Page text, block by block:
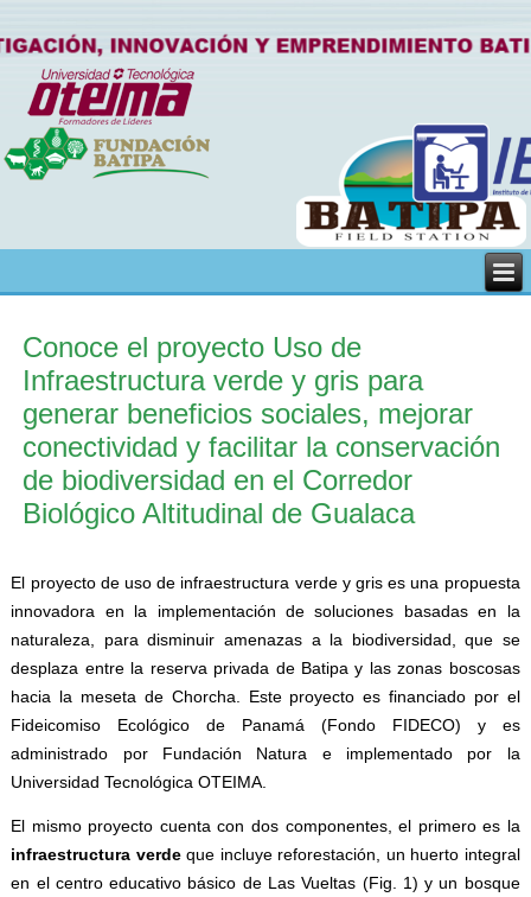
Conoce el proyecto Uso de
Infraestructura verde y gris para
generar beneficios sociales, mejorar
conectividad y facilitar la conservación
de biodiversidad en el Corredor
Biológico Altitudinal de Gualaca
El proyecto de uso de infraestructura verde y gris es una propuesta
innovadora en la implementación de soluciones basadas en la
naturaleza, para disminuir amenazas a la biodiversidad, que se
desplaza entre la reserva privada de Batipa y las zonas boscosas
hacia la meseta de Chorcha. Este proyecto es financiado por el
Fideicomiso Ecológico de Panamá (Fondo FIDECO) y es
administrado por Fundación Natura e implementado por la
Universidad Tecnológica OTEIMA.
El mismo proyecto cuenta con dos componentes, el primero es la
infraestructura verdeque incluye reforestación, un huerto integral
en el centro educativo básico de Las Vueltas (Fig. 1) y un bosque